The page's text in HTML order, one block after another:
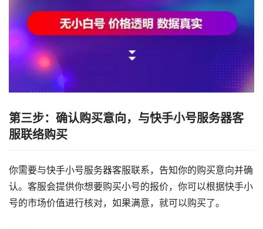
第三步：确认购买意向，与快手小号服务器客
服联络购买
你需要与快手小号服务器客服联系，告知你的购买意向并确
认。客服会提供你想要购买小号的报价，你可以根据快手小
号的市场价值进行核对，如果满意，就可以购买了。